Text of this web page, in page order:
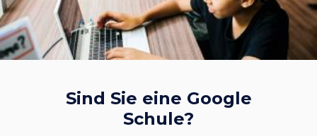
Sind Sie eine Google
Schule?